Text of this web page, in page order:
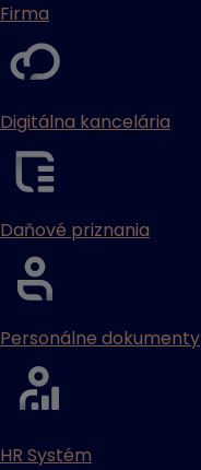
Firma
Digitálna kancelária
Daňové priznania
Personálne dokumenty
HR Systém